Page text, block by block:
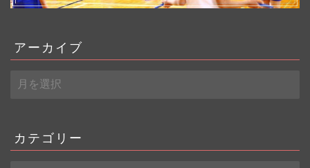
アーカイブ
ー
ブ
カテゴリー